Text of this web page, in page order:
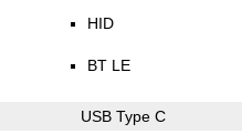
HID
BT LE
USB Type C